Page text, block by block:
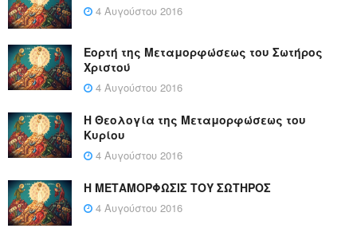
4 Αυγούστου 2016
Εορτή της Μεταμορφώσεως του Σωτήρος
Χριστού
4 Αυγούστου 2016
Η Θεολογία της Μεταμορφώσεως του
Κυρίου
4 Αυγούστου 2016
Η ΜΕΤΑΜΟΡΦΩΣΙΣ ΤΟΥ ΣΩΤΗΡΟΣ
4 Αυγούστου 2016